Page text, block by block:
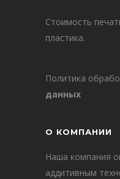
Стоимость
пластика.
Политика
данных
О КОМПАНИИ
Наша компания
аддитивным